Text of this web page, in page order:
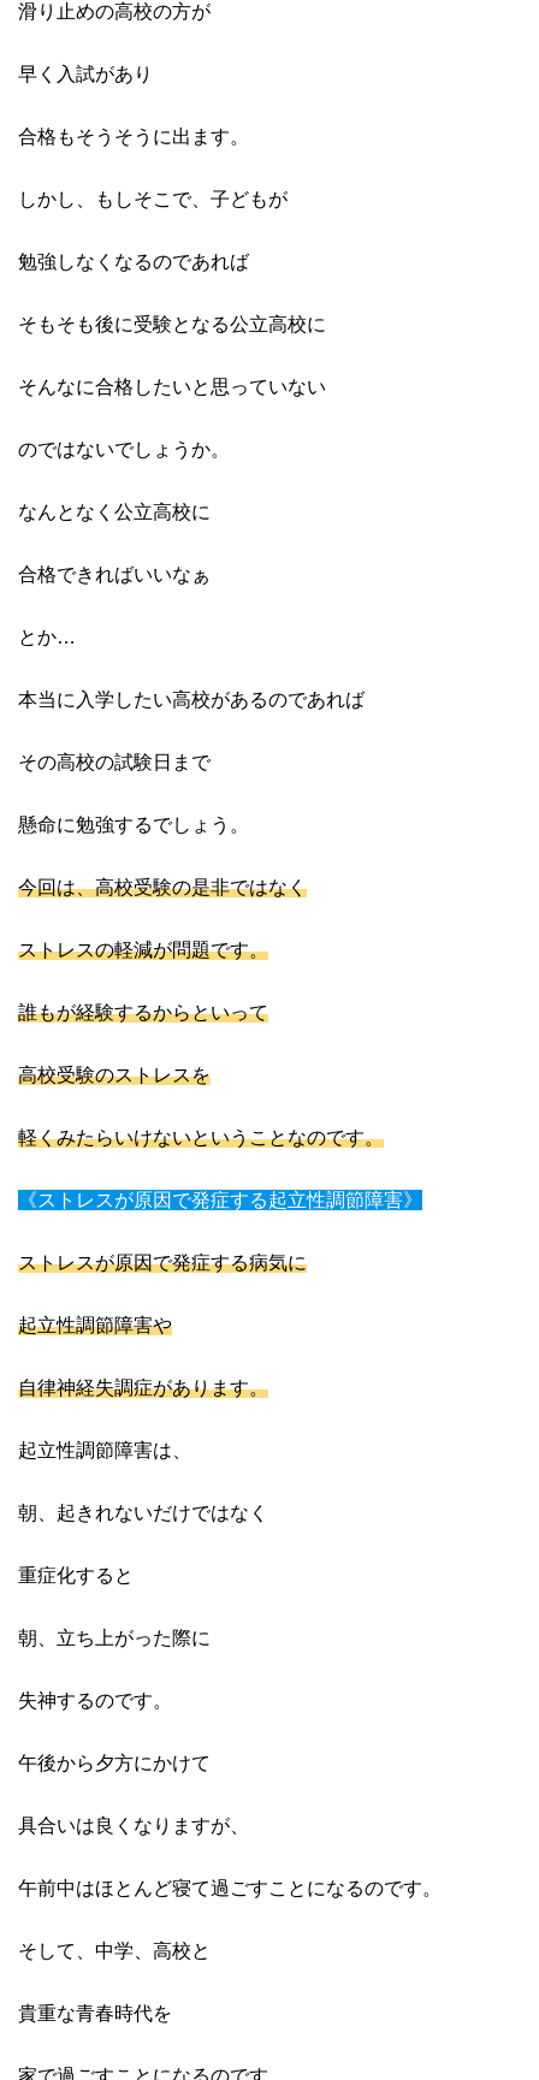
滑り止めの高校の方が
早く入試があり
合格もそうそうに出ます。
しかし、もしそこで、子どもが
勉強しなくなるのであれば
そもそも後に受験となる公立高校に
そんなに合格したいと思っていない
のではないでしょうか。
なんとなく公立高校に
合格できればいいなぁ
とか…
本当に入学したい高校があるのであれば
その高校の試験日まで
懸命に勉強するでしょう。
今回は、高校受験の是非ではなく
ストレスの軽減が問題です。
誰もが経験するからといって
高校受験のストレスを
軽くみたらいけないということなのです。
《ストレスが原因で発症する起立性調節障害》
ストレスが原因で発症する病気に
起立性調節障害や
自律神経失調症があります。
起立性調節障害は、
朝、起きれないだけではなく
重症化すると
朝、立ち上がった際に
失神するのです。
午後から夕方にかけて
具合いは良くなりますが、
午前中はほとんど寝て過ごすことになるのです。
そして、中学、高校と
貴重な青春時代を